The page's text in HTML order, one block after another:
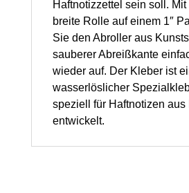
MengeHaftnotizzettel sein soll. Mit
breite Rolle auf einem 1″
Sie den Abroller aus
sauberer Abreißkante
wieder auf. Der Kleber ist
wasserlöslicher
speziell für Haftnotizen aus
entwickelt.